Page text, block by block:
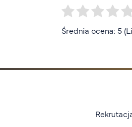
Średnia ocena: 5
Stopka I